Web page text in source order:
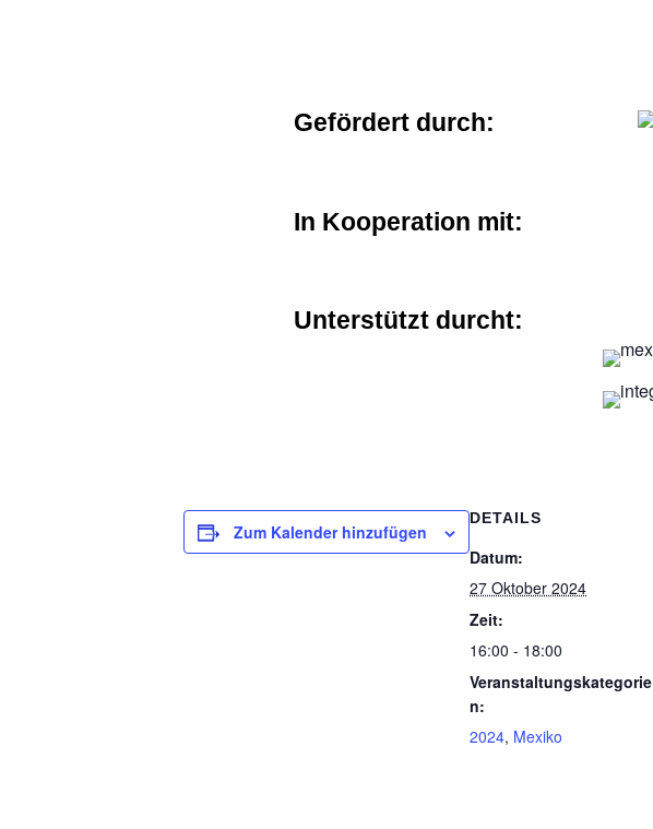
Gefördert durch:
In Kooperation mit:
Unterstützt durcht:
Zum Kalender hinzufügen
DETAILS
Datum:
27 Oktober 2024
Zeit:
16:00 - 18:00
Veranstaltungskategorie
n:
2024, Mexiko